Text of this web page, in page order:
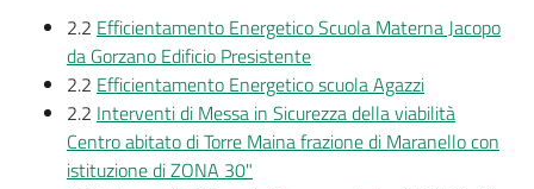
2.2 Efficientamento Energetico Scuola Materna Jacopo
da Gorzano Edificio Presistente
2.2 Efficientamento Energetico scuola Agazzi
2.2 Interventi di Messa in Sicurezza della viabilità
Centro abitato di Torre Maina frazione di Maranello con
istituzione di ZONA 30"